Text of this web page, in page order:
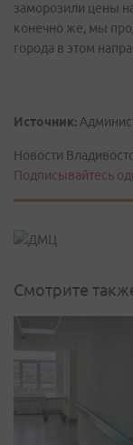
заморозили цены
конечно же, мы
города в этом
Источник:
Новости
Подписывайтесь
Смотрите